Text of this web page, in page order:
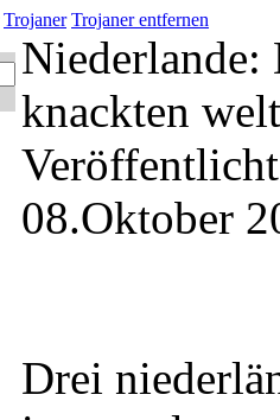
Trojaner Trojaner entfernen
Niederlande:
knackten
08.Oktober
Drei